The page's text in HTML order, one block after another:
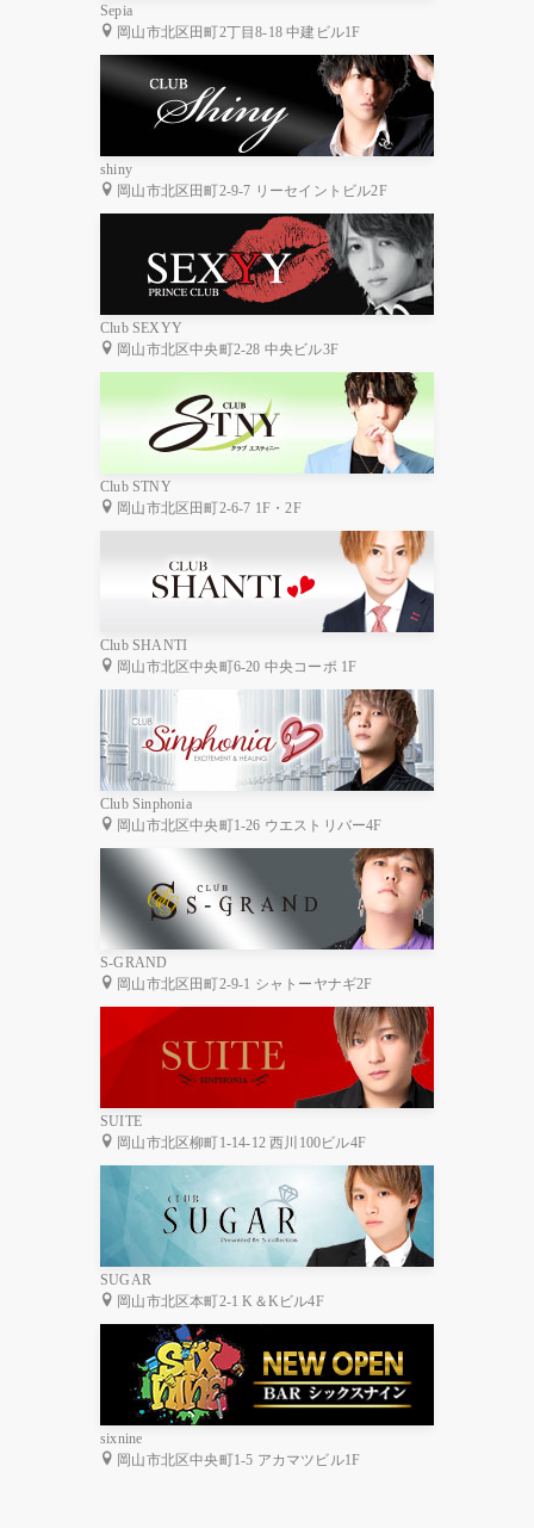
Sepia
岡山市北区田町2丁目8-18 中建ビル1F
shiny
岡山市北区田町2-9-7 リーセイントビル2F
Club SEXYY
岡山市北区中央町2-28 中央ビル3F
Club STNY
岡山市北区田町2-6-7 1F・2F
Club SHANTI
岡山市北区中央町6-20 中央コーポ 1F
Club Sinphonia
岡山市北区中央町1-26 ウエストリバー4F
S-GRAND
岡山市北区田町2-9-1 シャトーヤナギ2F
SUITE
岡山市北区柳町1-14-12 西川100ビル4F
SUGAR
岡山市北区本町2-1 K＆Kビル4F
sixnine
岡山市北区中央町1-5 アカマツビル1F